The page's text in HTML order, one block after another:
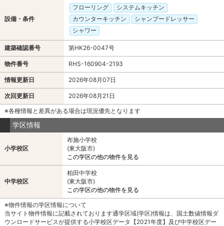
設備・条件
フローリング
システムキッチン
カウンターキッチン
シャンプードレッサー
シャワー
建築確認番号 第HK26-0047号
物件番号 RHS-160904-2193
情報更新日 2026年08月07日
次回更新日
2026年08月21日
※各種情報と差異がある場合は現況優先となります
学区情報
小学校区
布施小学校
(東大阪市)
この学区の他の物件を見る
中学校区
柏田中学校
(東大阪市)
この学区の他の物件を見る
※物件情報の学区情報について
当サイト物件情報に記載されております通学区域(学区)情報は、国土数値情報ダ
ウンロードサービスが提供する小学校区データ【2021年度】及び中学校区デー